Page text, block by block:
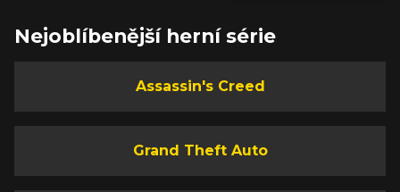
Nejoblíbenější herní série
Assassin's Creed
Grand Theft Auto